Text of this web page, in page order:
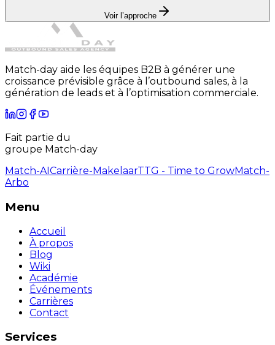
Voir l’approche
Match-day aide les équipes B2B à générer une
croissance prévisible grâce à l’outbound sales, à la
génération de leads et à l’optimisation commerciale.
Fait partie du
groupe Match-day
Match-AI Carrière-MakelaarTTG - Time to GrowMatch-
Arbo
Menu
Accueil
À propos
Blog
Wiki
Académie
Événements
Carrières
Contact
Services